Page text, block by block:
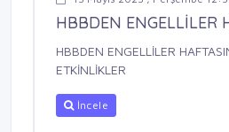
HBBDEN ENGELLİLER
HBBDEN ENGELLİLER
ETKİNLİKLER
İncele